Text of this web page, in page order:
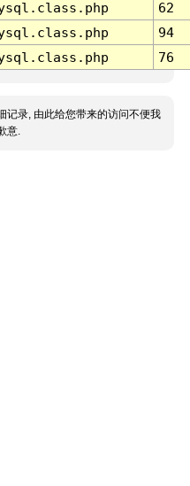
62
94
76
记录, 由此给您带来的访问不便我
意.